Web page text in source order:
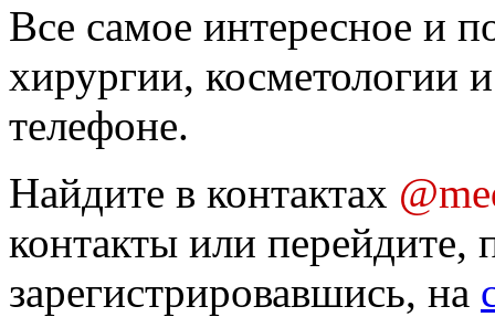
Все самое интересное и
хирургии, косметологии
телефоне.
Найдите в контактах
контакты или перейдите,
зарегистрировавшись, на